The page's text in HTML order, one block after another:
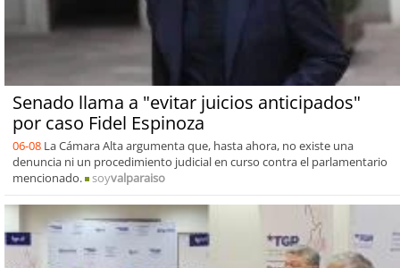
Senado llama a "evitar juicios anticipados"
por caso Fidel Espinoza
06-08 La Cámara Alta argumenta que, hasta ahora, no existe una
denuncia ni un procedimiento judicial en curso contra el parlamentario
mencionado.
soyvalparaiso